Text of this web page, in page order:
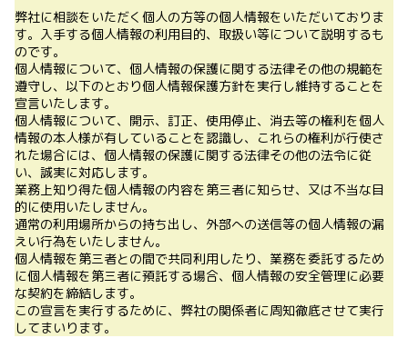
弊社に相談をいただく個人の方等の個人情報をいただいておりま
す。入手する個人情報の利用目的、取扱い等について説明するも
のです。
個人情報について、個人情報の保護に関する法律その他の規範を
遵守し、以下のとおり個人情報保護方針を実行し維持することを
宣言いたします。
個人情報について、開示、訂正、使用停止、消去等の権利を個人
情報の本人様が有していることを認識し、これらの権利が行使さ
れた場合には、個人情報の保護に関する法律その他の法令に従
い、誠実に対応します。
業務上知り得た個人情報の内容を第三者に知らせ、又は不当な目
的に使用いたしません。
通常の利用場所からの持ち出し、外部への送信等の個人情報の漏
えい行為をいたしません。
個人情報を第三者との間で共同利用したり、業務を委託するため
に個人情報を第三者に預託する場合、個人情報の安全管理に必要
な契約を締結します。
この宣言を実行するために、弊社の関係者に周知徹底させて実行
してまいります。